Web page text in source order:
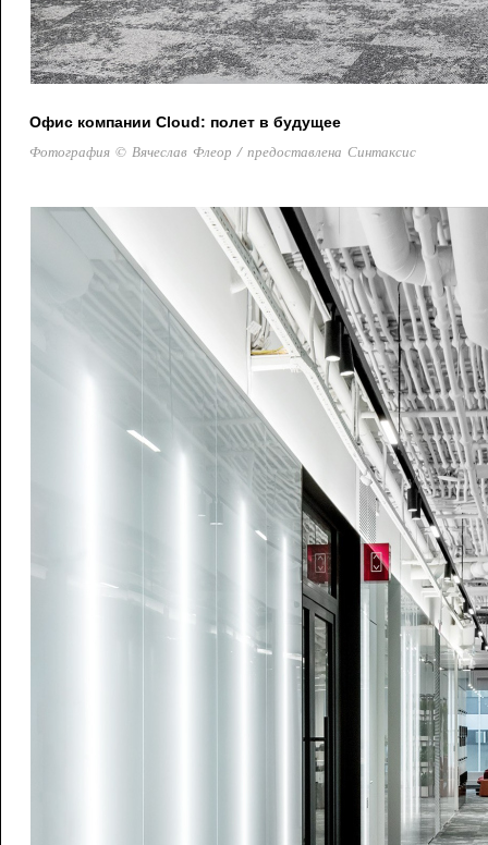
Офис компании Cloud: полет в будущее
Фотография © Вячеслав Флеор / предоставлена Синтаксис